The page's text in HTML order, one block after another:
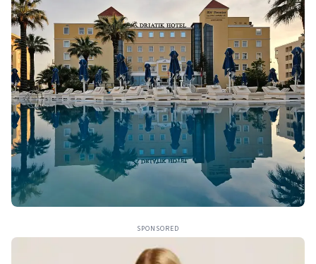
SPONSORED